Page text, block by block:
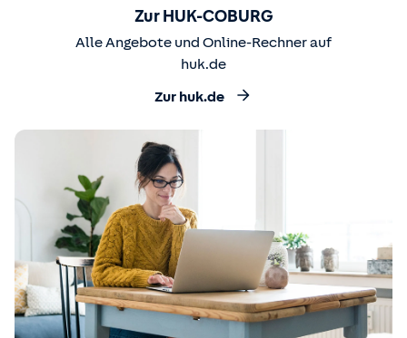
Zur HUK-COBURG
Alle Angebote und Online-Rechner auf
huk.de
Zur huk.de